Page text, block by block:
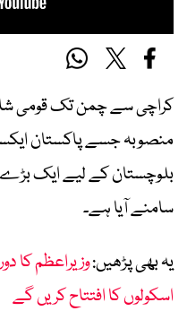
منصوبہ جسے پاکستان
بلوچستان کے لیے ایک بڑے
سامنے آیا ہے۔
یہ بھی پڑھیں:
اسکولوں کا افتتاح کریں گے